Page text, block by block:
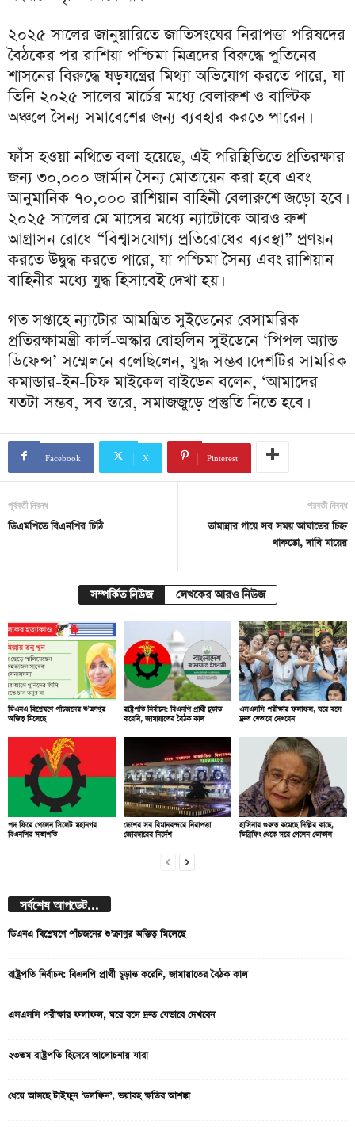
২০২৫ সালের জানুয়ারিতে জাতিসংঘের নিরাপত্তা পরিষদের
বৈঠকের পর রাশিয়া পশ্চিমা মিত্রদের বিরুদ্ধে পুতিনের
শাসনের বিরুদ্ধে ষড়যন্ত্রের মিথ্যা অভিযোগ করতে পারে, যা
তিনি ২০২৫ সালের মার্চের মধ্যে বেলারুশ ও বাল্টিক
অঞ্চলে সৈন্য সমাবেশের জন্য ব্যবহার করতে পারেন।
ফাঁস হওয়া নথিতে বলা হয়েছে, এই পরিস্থিতিতে প্রতিরক্ষার
জন্য ৩০,০০০ জার্মান সৈন্য মোতায়েন করা হবে এবং
আনুমানিক ৭০,০০০ রাশিয়ান বাহিনী বেলারুশে জড়ো হবে।
২০২৫ সালের মে মাসের মধ্যে ন্যাটোকে আরও রুশ
আগ্রাসন রোধে “বিশ্বাসযোগ্য প্রতিরোধের ব্যবস্থা” প্রণয়ন
করতে উদ্বুদ্ধ করতে পারে, যা পশ্চিমা সৈন্য এবং রাশিয়ান
বাহিনীর মধ্যে যুদ্ধ হিসাবেই দেখা হয়।
গত সপ্তাহে ন্যাটোর আমন্ত্রিত সুইডেনের বেসামরিক
প্রতিরক্ষামন্ত্রী কার্ল-অস্কার বোহলিন সুইডেনে ‘পিপল অ্যান্ড
ডিফেন্স’ সম্মেলনে বলেছিলেন, যুদ্ধ সম্ভব। দেশটির সামরিক
কমান্ডার-ইন-চিফ মাইকেল বাইডেন বলেন, ‘আমাদের
যতটা সম্ভব, সব স্তরে, সমাজজুড়ে প্রস্তুতি নিতে হবে।
Facebook X Pinterest
পূর্ববর্তী নিবন্ধ
ডিএমপিতে বিএনপির চিঠি
পরবর্তী নিবন্ধ
তামান্নার গায়ে সব সময় আঘাতের চিহ্ন
থাকতো, দাবি মায়ের
সম্পর্কিত নিউজ লেখকের আরও নিউজ
ডিএনএ বিশ্লেষণে পাঁচজনের শু’ক্রাণুর
অস্তিত্ব মিলেছে
রাষ্ট্রপতি নির্বাচন: বিএনপি প্রার্থী চূড়ান্ত
করেনি, জামায়াতের বৈঠক কাল
এসএসসি পরীক্ষার ফলাফল, ঘরে বসে
দ্রুত যেভাবে দেখবেন
পদ ফিরে পেলেন সিলেট মহানগর
বিএনপির সভাপতি
দেশের সব বিমানবন্দরে নিরাপত্তা
জোরদারের নির্দেশ
হাসিনার গুরুত্ব কমেছে দিল্লির কাছে,
ডিব্রিফিং থেকে সরে গেলেন ডোভাল
সর্বশেষ আপডেট...
ডিএনএ বিশ্লেষণে পাঁচজনের শু’ক্রাণুর অস্তিত্ব মিলেছে
রাষ্ট্রপতি নির্বাচন: বিএনপি প্রার্থী চূড়ান্ত করেনি, জামায়াতের বৈঠক কাল
এসএসসি পরীক্ষার ফলাফল, ঘরে বসে দ্রুত যেভাবে দেখবেন
২৩তম রাষ্ট্রপতি হিসেবে আলোচনায় যারা
ধেয়ে আসছে টাইফুন ‘ডলফিন’, ভয়াবহ ক্ষতির আশঙ্কা